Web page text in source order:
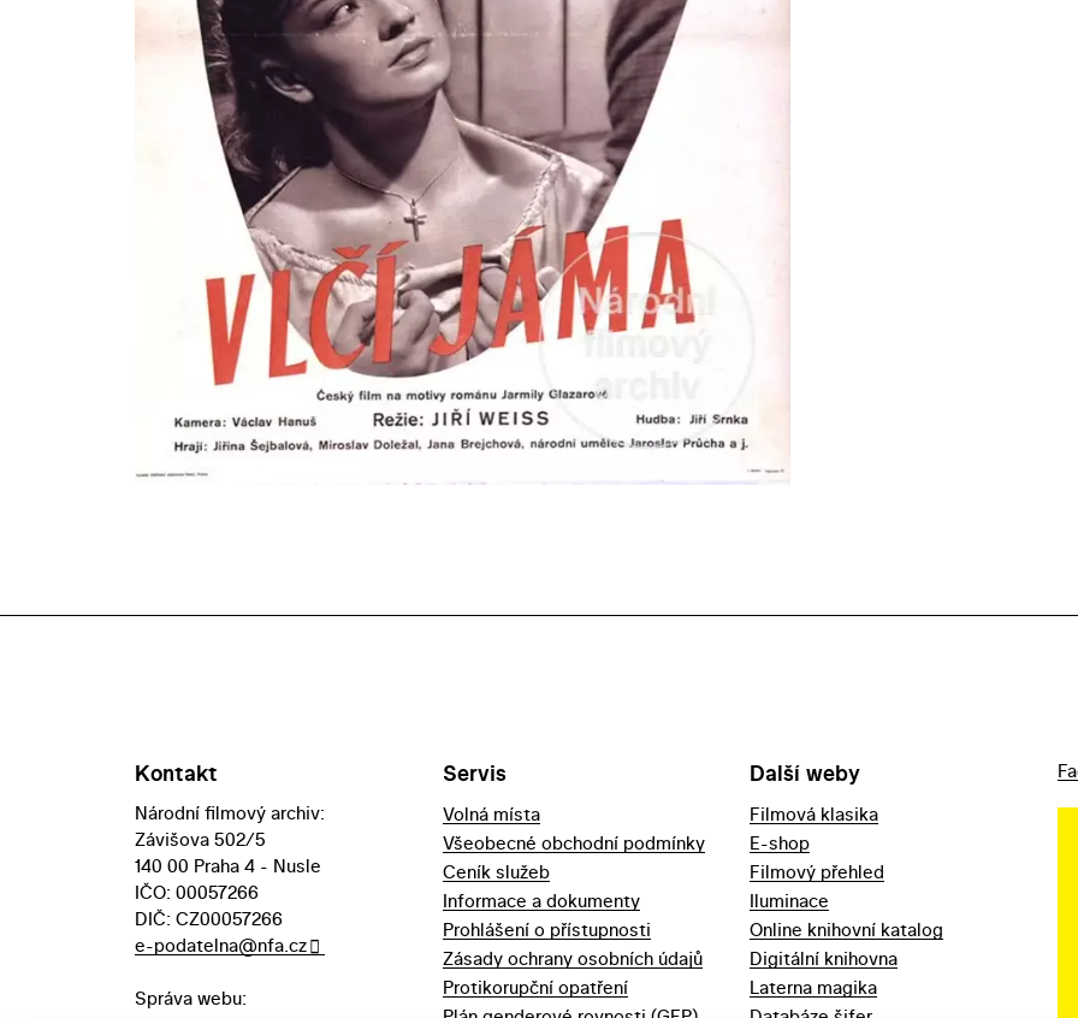
Kontakt
Národní filmový archiv:
Závišova 502/5
140 00 Praha 4 - Nusle
IČO: 00057266
DIČ: CZ00057266
e-podatelna@nfa.cz
Správa webu:
Servis
Volná místa
Všeobecné obchodní podmínky
Ceník služeb
Informace a dokumenty
Prohlášení o přístupnosti
Zásady ochrany osobních údajů
Protikorupční opatření
Další weby
Filmová klasika
E-shop
Filmový přehled
Iluminace
Online knihovní katalog
Digitální knihovna
Laterna magika